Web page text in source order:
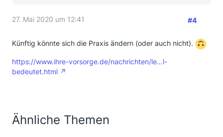
27. Mai 2020 um 12:41 #4
Künftig könnte sich die Praxis ändern (oder auch nicht).
https://www.ihre-vorsorge.de/nachrichten/le…l-
bedeutet.html
Ähnliche Themen